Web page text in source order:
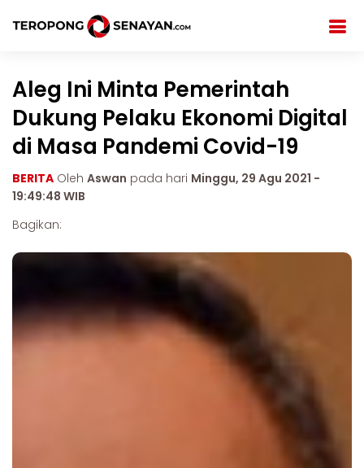
Aleg Ini Minta Pemerintah
Dukung Pelaku Ekonomi Digital
di Masa Pandemi Covid-19
BERITA Oleh Aswan pada hari Minggu, 29 Agu 2021 -
19:49:48 WIB
Bagikan: